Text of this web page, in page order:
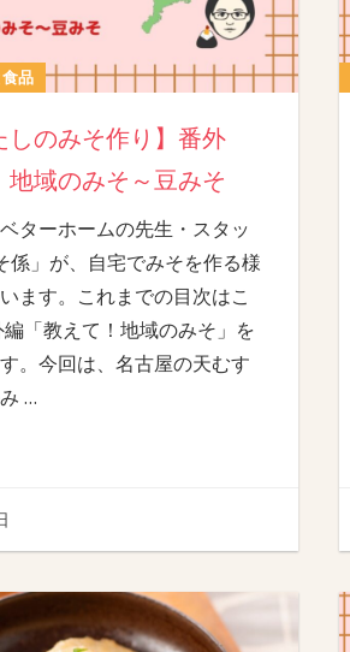
品
しのみそ作り】番外
域のみそ～豆みそ
ターホームの先生・スタッ
係」が、自宅でみそを作る様
ます。これまでの目次はこ
「教えて！地域のみそ」を
。今回は、名古屋の天むす
…